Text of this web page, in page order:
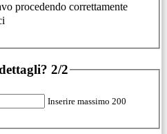
procedendo correttamente
2/2
Inserire massimo 200